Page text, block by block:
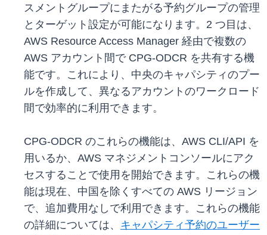
スメントグループにまたがる予約グループの管理
とターゲット設定が可能になります。2 つ目は、
AWS Resource Access Manager 経由で複数の
AWS アカウント間で CPG-ODCR を共有する機
能です。これにより、中央のキャパシティのプー
ルを作成して、異なるアカウントのワークロード
間で効率的に利用できます。
CPG-ODCR のこれらの機能は、AWS CLI/API を
用いるか、AWS マネジメントコンソールにアク
セスすることで使用を開始できます。これらの機
能は現在、中国を除くすべての AWS リージョン
で、追加費用なしで利用できます。これらの機能
の詳細については、 キャパシティ予約のユーザー